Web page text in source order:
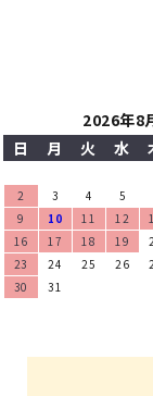
2026年8
日
月 火 水
2
3 4 5
9
10 11 12
16
17 18 19
23
24 25 26
30
31